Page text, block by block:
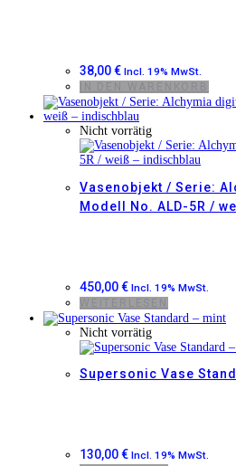
38,00€ Incl. 19% MwSt.
Nicht vorrätig
Vasenobjekt / Serie:
Modell No. ALD-5R /
450,00€ Incl. 19% MwSt.
Nicht vorrätig
Supersonic Vase
130,00€ Incl. 19% MwSt.